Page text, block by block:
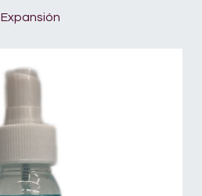
Expansión